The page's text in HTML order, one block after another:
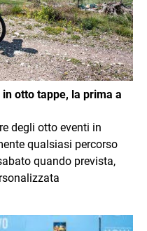
otto tappe, la prima a
degli otto eventi in
qualsiasi percorso
quando prevista,